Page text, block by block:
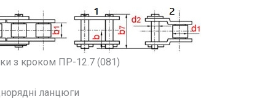
з кроком ПР-12.7 (081)
ланцюги